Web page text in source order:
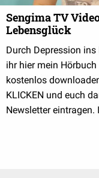
Sengima TV
Lebensglück
Durch Depression
ihr hier mein
kostenlos
KLICKEN und euch
Newsletter eintragen.